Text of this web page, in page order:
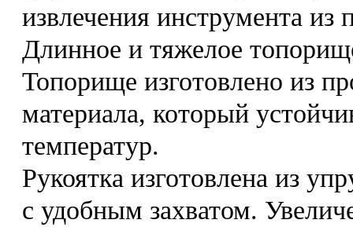
извлечения инструмента из
Длинное и тяжелое
Топорище изготовлено из
материала, который
температур.
Рукоятка изготовлена из
с удобным захватом.